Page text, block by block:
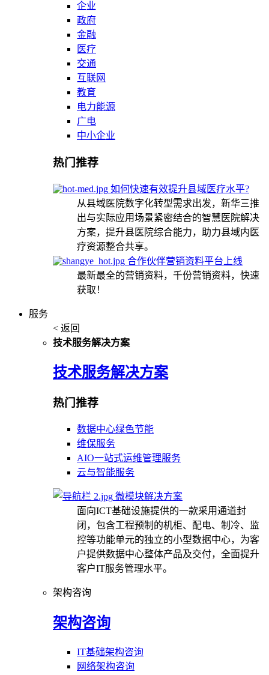
企业
政府
金融
医疗
交通
互联网
教育
电力能源
广电
中小企业
热门推荐
如何快速有效提升县域医疗水平?
从县域医院数字化转型需求出发，新华三推
出与实际应用场景紧密结合的智慧医院解决
方案，提升县医院综合能力，助力县域内医
疗资源整合共享。
合作伙伴营销资料平台上线
最新最全的营销资料，千份营销资料，快速
获取！
服务
< 返回
技术服务解决方案
技术服务解决方案
热门推荐
数据中心绿色节能
维保服务
AIO一站式运维管理服务
云与智能服务
微模块解决方案
面向ICT基础设施提供的一款采用通道封
闭，包含工程预制的机柜、配电、制冷、监
控等功能单元的独立的小型数据中心，为客
户提供数据中心整体产品及交付，全面提升
客户IT服务管理水平。
架构咨询
架构咨询
IT基础架构咨询
网络架构咨询